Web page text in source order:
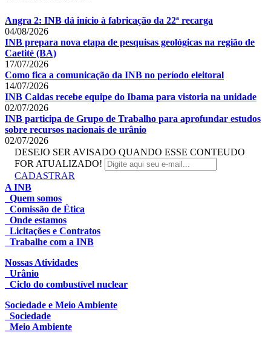
Angra 2: INB dá início à fabricação da 22ª recarga
04/08/2026
INB prepara nova etapa de pesquisas geológicas na região de
Caetité (BA)
17/07/2026
Como fica a comunicação da INB no período eleitoral
14/07/2026
INB Caldas recebe equipe do Ibama para vistoria na unidade
02/07/2026
INB participa de Grupo de Trabalho para aprofundar estudos
sobre recursos nacionais de urânio
02/07/2026
DESEJO SER AVISADO QUANDO ESSE CONTEUDO
FOR ATUALIZADO!
CADASTRAR
A INB
Quem somos
Comissão de Ética
Onde estamos
Licitações e Contratos
Trabalhe com a INB
Nossas Atividades
Urânio
Ciclo do combustível nuclear
Sociedade e Meio Ambiente
Sociedade
Meio Ambiente